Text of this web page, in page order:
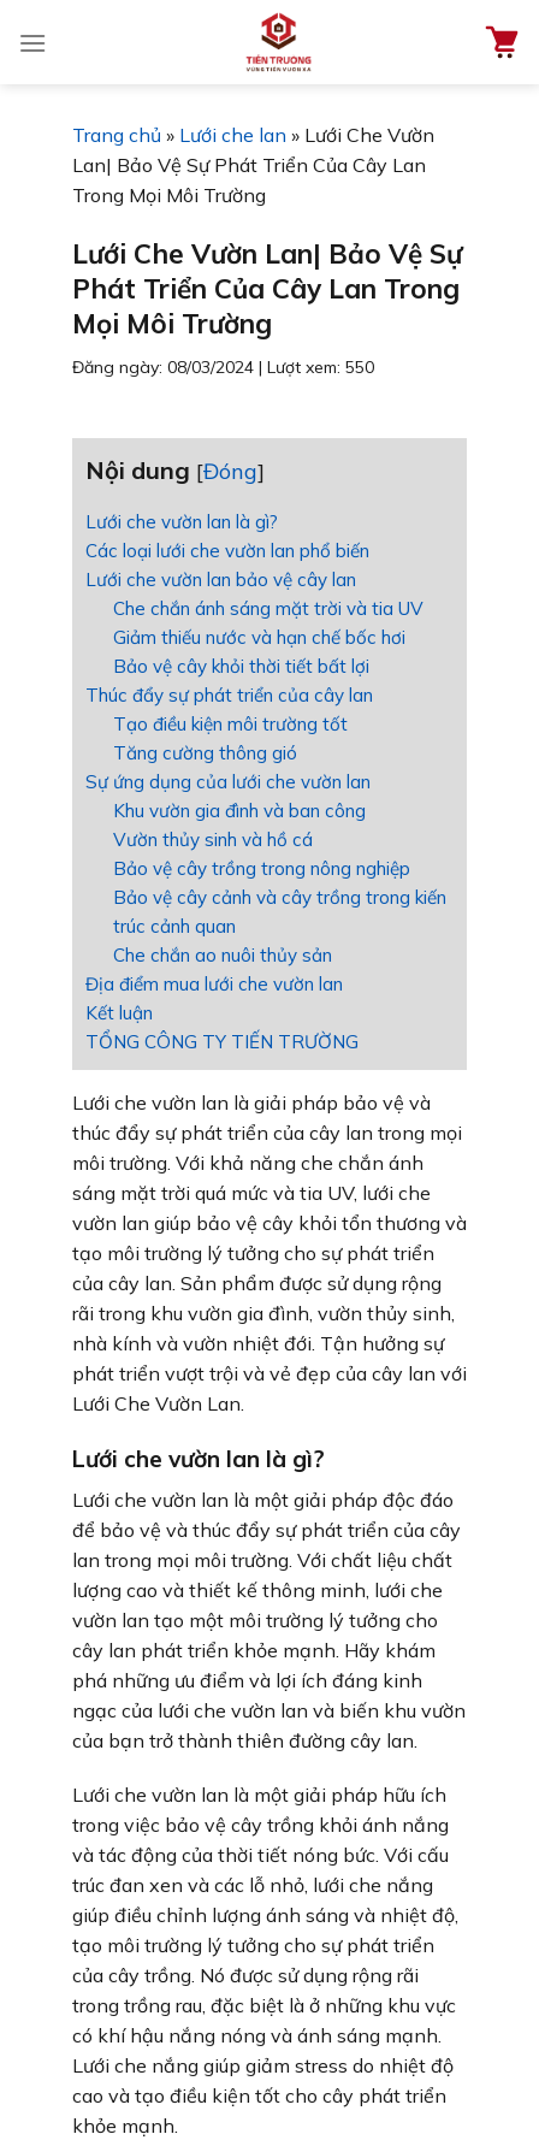
đến
Trang chủ » Lưới che lan » Lưới Che Vườn
Lan| Bảo Vệ Sự Phát Triển Của Cây Lan
Trong Mọi Môi Trường
Lưới Che Vườn Lan| Bảo Vệ Sự
Phát Triển Của Cây Lan Trong
Mọi Môi Trường
Đăng ngày: 08/03/2024 | Lượt xem: 550
Nội dung [Đóng]
Lưới che vườn lan là gì?
Các loại lưới che vườn lan phổ biến
Lưới che vườn lan bảo vệ cây lan
Che chắn ánh sáng mặt trời và tia UV
Giảm thiếu nước và hạn chế bốc hơi
Bảo vệ cây khỏi thời tiết bất lợi
Thúc đẩy sự phát triển của cây lan
Tạo điều kiện môi trường tốt
Tăng cường thông gió
Sự ứng dụng của lưới che vườn lan
Khu vườn gia đình và ban công
Vườn thủy sinh và hồ cá
Bảo vệ cây trồng trong nông nghiệp
Bảo vệ cây cảnh và cây trồng trong kiến
trúc cảnh quan
Che chắn ao nuôi thủy sản
Địa điểm mua lưới che vườn lan
Kết luận
TỔNG CÔNG TY TIẾN TRƯỜNG
Lưới che vườn lan là giải pháp bảo vệ và
thúc đẩy sự phát triển của cây lan trong mọi
môi trường. Với khả năng che chắn ánh
sáng mặt trời quá mức và tia UV, lưới che
vườn lan giúp bảo vệ cây khỏi tổn thương và
tạo môi trường lý tưởng cho sự phát triển
của cây lan. Sản phẩm được sử dụng rộng
rãi trong khu vườn gia đình, vườn thủy sinh,
nhà kính và vườn nhiệt đới. Tận hưởng sự
phát triển vượt trội và vẻ đẹp của cây lan với
Lưới Che Vườn Lan.
Lưới che vườn lan là gì?
Lưới che vườn lan là một giải pháp độc đáo
để bảo vệ và thúc đẩy sự phát triển của cây
lan trong mọi môi trường. Với chất liệu chất
lượng cao và thiết kế thông minh, lưới che
vườn lan tạo một môi trường lý tưởng cho
cây lan phát triển khỏe mạnh. Hãy khám
phá những ưu điểm và lợi ích đáng kinh
ngạc của lưới che vườn lan và biến khu vườn
của bạn trở thành thiên đường cây lan.
Lưới che vườn lan là một giải pháp hữu ích
trong việc bảo vệ cây trồng khỏi ánh nắng
và tác động của thời tiết nóng bức. Với cấu
trúc đan xen và các lỗ nhỏ, lưới che nắng
giúp điều chỉnh lượng ánh sáng và nhiệt độ,
tạo môi trường lý tưởng cho sự phát triển
của cây trồng. Nó được sử dụng rộng rãi
trong trồng rau, đặc biệt là ở những khu vực
có khí hậu nắng nóng và ánh sáng mạnh.
Lưới che nắng giúp giảm stress do nhiệt độ
cao và tạo điều kiện tốt cho cây phát triển
khỏe mạnh.